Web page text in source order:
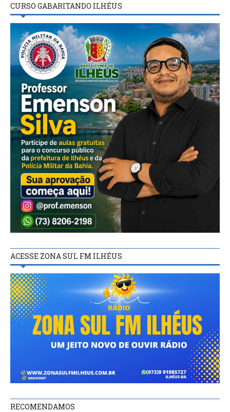
CURSO GABARITANDO ILHÉUS
ACESSE ZONA SUL FM ILHÉUS
RECOMENDAMOS